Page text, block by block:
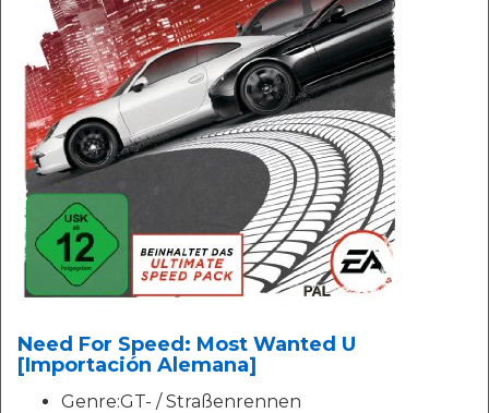
Need For Speed: Most Wanted U
[Importación Alemana]
Genre:GT- / Straßenrennen